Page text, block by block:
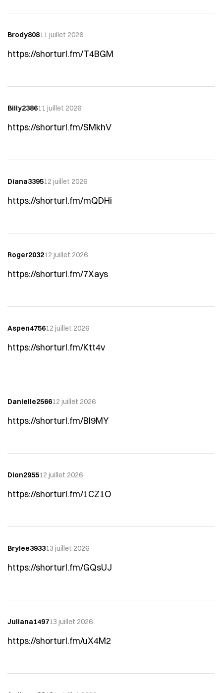
Brody80811 juillet 2026
https://shorturl.fm/T4BGM
Billy238611 juillet 2026
https://shorturl.fm/SMkhV
Diana339512 juillet 2026
https://shorturl.fm/mQDHi
Roger203212 juillet 2026
https://shorturl.fm/7Xays
Aspen475612 juillet 2026
https://shorturl.fm/Ktt4v
Danielle256612 juillet 2026
https://shorturl.fm/BI9MY
Dion295512 juillet 2026
https://shorturl.fm/1CZ1O
Brylee393313 juillet 2026
https://shorturl.fm/GQsUJ
Juliana149713 juillet 2026
https://shorturl.fm/uX4M2